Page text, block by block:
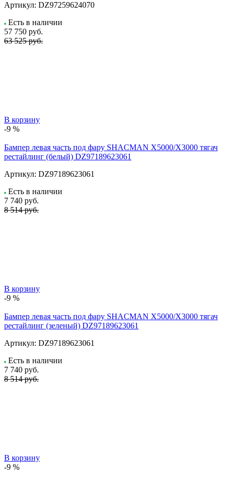
Артикул: DZ97259624070
Есть в наличии
57 750 руб.
63 525 руб.
В корзину
-9 %
Бампер левая часть под фару SHACMAN X5000/X3000 тягач
рестайлинг (белый) DZ97189623061
Артикул: DZ97189623061
Есть в наличии
7 740 руб.
8 514 руб.
В корзину
-9 %
Бампер левая часть под фару SHACMAN X5000/X3000 тягач
рестайлинг (зеленый) DZ97189623061
Артикул: DZ97189623061
Есть в наличии
7 740 руб.
8 514 руб.
В корзину
-9 %